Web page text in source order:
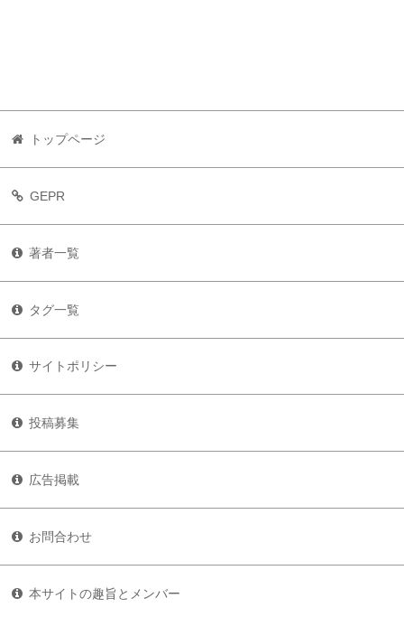
トップページ
GEPR
著者一覧
タグ一覧
サイトポリシー
投稿募集
広告掲載
お問合わせ
本サイトの趣旨とメンバー